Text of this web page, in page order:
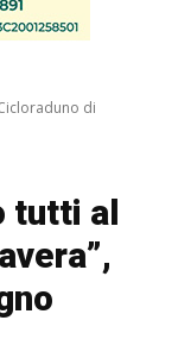
di
tutti al